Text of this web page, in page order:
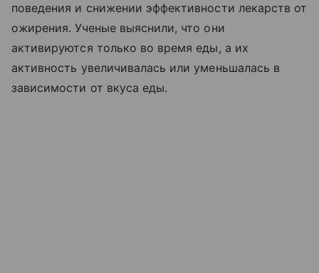
поведения и снижении эффективности лекарств от
ожирения. Ученые выяснили, что они
активируются только во время еды, а их
активность увеличивалась или уменьшалась в
зависимости от вкуса еды.